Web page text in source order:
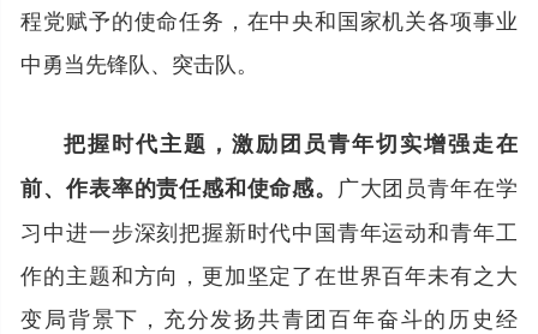
程党赋予的使命任务，在中央和国家机关各项事业
中勇当先锋队、突击队。
把握时代主题，激励团员青年切实增强走在
前、作表率的责任感和使命感。 广大团员青年在学
习中进一步深刻把握新时代中国青年运动和青年工
作的主题和方向，更加坚定了在世界百年未有之大
变局背景下，充分发扬共青团百年奋斗的历史经